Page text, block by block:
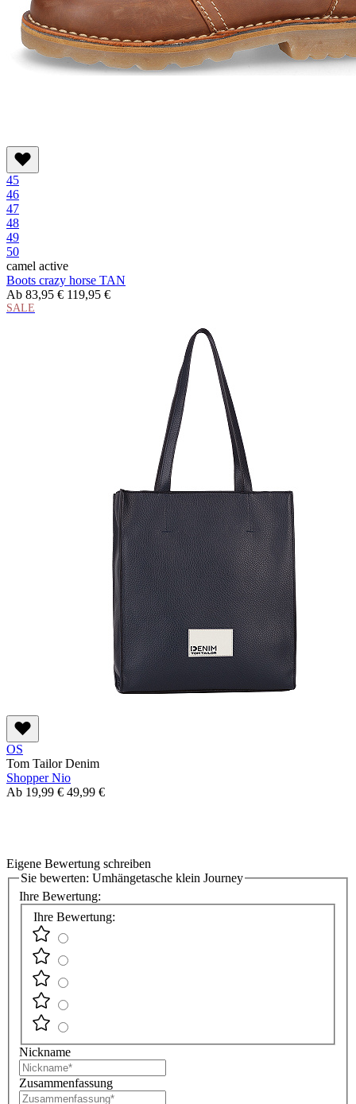
45
46
47
48
49
50
camel active
Boots crazy horse TAN
Ab 83,95 € 119,95 €
SALE
OS
Tom Tailor Denim
Shopper Nio
Ab 19,99 € 49,99 €
Eigene Bewertung schreiben
Sie bewerten: Umhängetasche klein Journey
Ihre Bewertung:
Ihre Bewertung:
Nickname
Zusammenfassung